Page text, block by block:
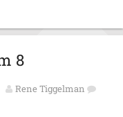
8
Rene Tiggelman